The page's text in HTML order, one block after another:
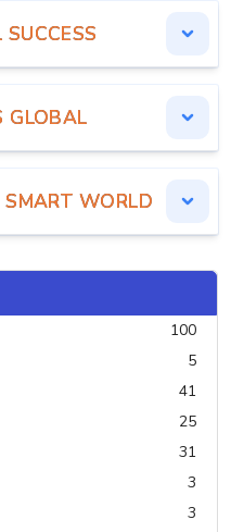
GLOBAL
WORLD
100
5
41
25
31
3
3